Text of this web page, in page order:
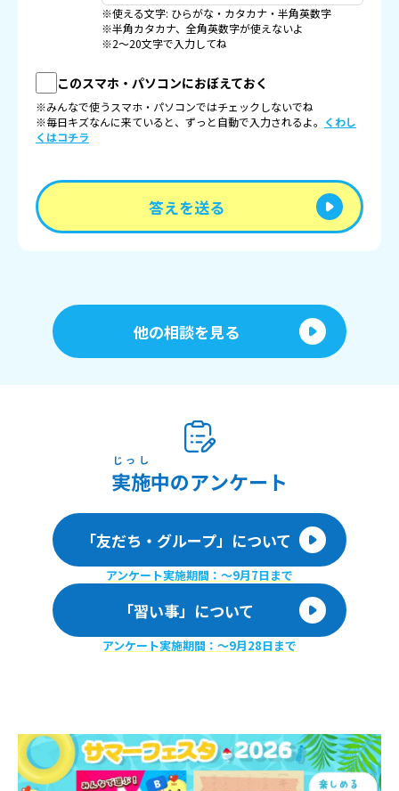
※使える文字: ひらがな・カタカナ・半角英数字
※半角カタカナ、全角英数字が使えないよ
※2〜20文字で入力してね
このスマホ・パソコンにおぼえておく
※みんなで使うスマホ・パソコンではチェックしないでね
※毎日キズなんに来ていると、ずっと自動で入力されるよ。 くわし
くはコチラ
答えを送る
他の相談を見る
実施
じっし
中のアンケート
「友だち・グループ」について
アンケート実施期間：〜9月7日まで
「習い事」について
アンケート実施期間：〜9月28日まで